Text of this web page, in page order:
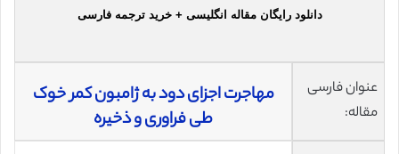
دانلود رایگان مقاله انگلیسی + خرید ترجمه فارسی
عنوان فارسی
مقاله:
مهاجرت اجزای دود به ژامبون کمر خوک
طی فراوری و ذخیره